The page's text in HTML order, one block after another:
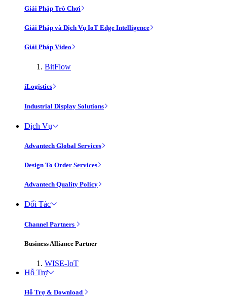
Giải Pháp Trò Chơi
Giải Pháp và Dịch Vụ IoT Edge Intelligence
Giải Pháp Video
BitFlow
iLogistics
Industrial Display Solutions
Dịch Vụ
Advantech Global Services
Design To Order Services
Advantech Quality Policy
Đối Tác
Channel Partners
Business Alliance Partner
WISE-IoT
Hỗ Trợ
Hỗ Trợ & Download